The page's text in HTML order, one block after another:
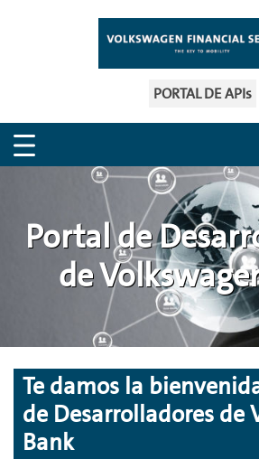
PORTAL DE APIs
Portal de
de
Te damos la
de Desarrolladores de
Bank